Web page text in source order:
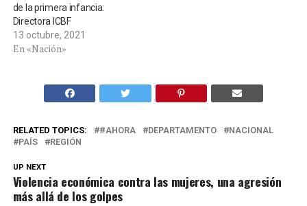
de la primera infancia:
Directora ICBF
13 octubre, 2021
En «Nación»
RELATED TOPICS: #AHORA DEPARTAMENTO
NACIONAL
PAÍS
REGIÓN
UP NEXT
Violencia económica contra las mujeres, una agresión
más allá de los golpes